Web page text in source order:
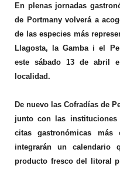
En plenas jornadas
de Portmany volverá a
de las especies más
Llagosta, la Gamba i el
este sábado 13 de abril
localidad.
De nuevo las Cofradías de
junto con las
citas gastronómicas más
integrarán un calendario
producto fresco del litoral